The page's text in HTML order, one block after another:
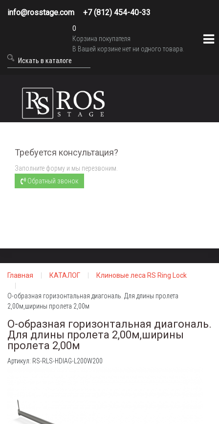
info@rosstage.com +7 (812) 454-40-33
0
Корзина покупателя
В Вашей корзине нет ни одного товара.
Требуется консультация?
Заполните форму и мы перезвоним.
Обратный звонок
Главная КАТАЛОГ Клиновые леса RS Ring Lock
О-образная горизонтальная диагональ. Для длины пролета
2,00м,ширины пролета 2,00м
О-образная горизонтальная диагональ.
Для длины пролета 2,00м,ширины
пролета 2,00м
Артикул: RS-RLS-HDIAG-L200W200